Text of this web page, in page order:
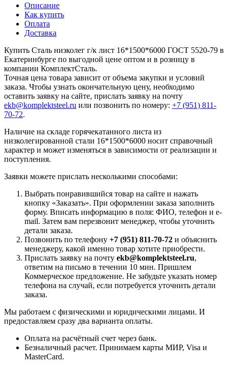
Описание
Как купить
Оплата
Доставка
Купить Сталь низколег г/к лист 16*1500*6000 ГОСТ 5520-79 в
Екатеринбурге по выгодной цене оптом и в розницу в
компании КомплектСталь.
Точная цена товара зависит от объема закупки и условий
заказа. Чтобы узнать окончательную цену, необходимо
оставить заявку на сайте, прислать заявку на почту
ekb@komplektsteel.ru или позвонить по номеру: +7 (951) 811-
70-72.
Наличие на складе горячекатанного листа из
низколегированной стали 16*1500*6000 носит справочный
характер и может изменяться в зависимости от реализации и
поступления.
Заявки можете прислать несколькими способами:
Выбрать понравившийся товар на сайте и нажать
кнопку «Заказать». При оформлении заказа заполнить
форму. Вписать информацию в поля: ФИО, телефон и e-
mail. Затем вам перезвонит менеджер, чтобы уточнить
детали заказа.
Позвонить по телефону +7 (951) 811-70-72 и объяснить
менеджеру, какой именно товар хотите приобрести.
Прислать заявку на почту ekb@komplektsteel.ru,
ответим на письмо в течении 10 мин. Пришлем
Коммерческое предложение. Не забудьте указать номер
телефона на случай, если потребуется уточнить детали
заказа.
Мы работаем с физическими и юридическими лицами. И
предоставляем сразу два варианта оплаты.
Оплата на расчётный счет через банк.
Безналичный расчет. Принимаем карты МИР, Visa и
MasterCard.